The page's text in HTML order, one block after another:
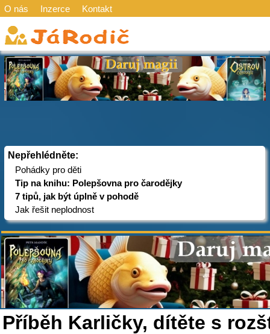
O nás Inzerce Kontakt
Nepřehlédněte:
Pohádky pro děti
Tip na knihu: Polepšovna pro čarodějky
7 tipů, jak být úplně v pohodě
Jak řešit neplodnost
Příběh Karličky, dítěte s